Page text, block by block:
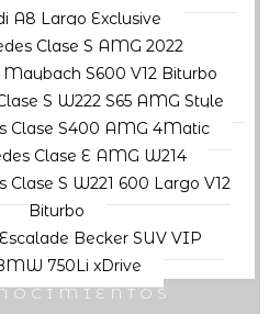
A8 Largo Exclusive
Clase S AMG 2022
S600 V12 Biturbo
S W222 S65 AMG Style
Clase S400 AMG 4Matic
Clase E AMG W214
Clase S W221 600 Largo V12
Biturbo
Becker SUV VIP
750Li xDrive